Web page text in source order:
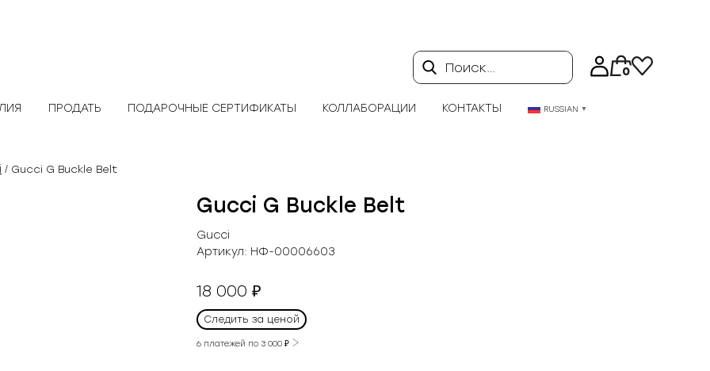
Поиск… 0
ПРОДАТЬ ПОДАРОЧНЫЕ СЕРТИФИКАТЫ КОЛЛАБОРАЦИИ КОНТАКТЫ RUSSIAN ▼
/ Gucci G Buckle Belt
Gucci G Buckle Belt
Gucci
Артикул: НФ-00006603
18 000 ₽
Следить за ценой
6 платежей по 3 000 ₽